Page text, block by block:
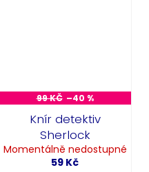
99 KČ –40 %
Knír detektiv
Sherlock
Momentálně nedostupné
59 Kč